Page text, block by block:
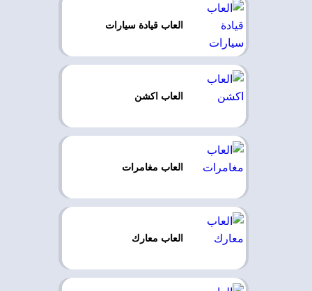
العاب قيادة سيارات
العاب اكشن
العاب مغامرات
العاب معارك